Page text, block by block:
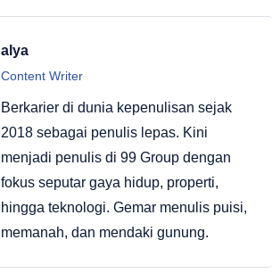
alya
Content Writer
Berkarier di dunia kepenulisan sejak
2018 sebagai penulis lepas. Kini
menjadi penulis di 99 Group dengan
fokus seputar gaya hidup, properti,
hingga teknologi. Gemar menulis puisi,
memanah, dan mendaki gunung.